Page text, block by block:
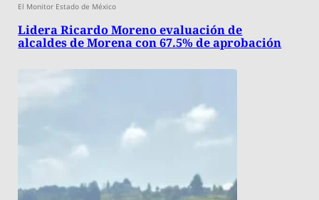
El Monitor Estado de México
Lidera Ricardo Moreno evaluación de
alcaldes de Morena con 67.5% de aprobación